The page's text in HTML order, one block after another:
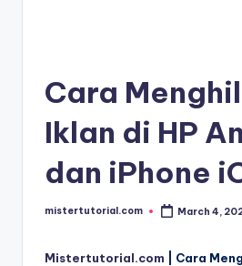
Cara
Iklan di HP
dan iPhone
Posted
mistertutorial.com March 4,
Mistertutorial.com | Cara